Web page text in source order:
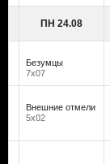
ПН 24.08
Безумцы
7х07
Внешние отмели
5х02